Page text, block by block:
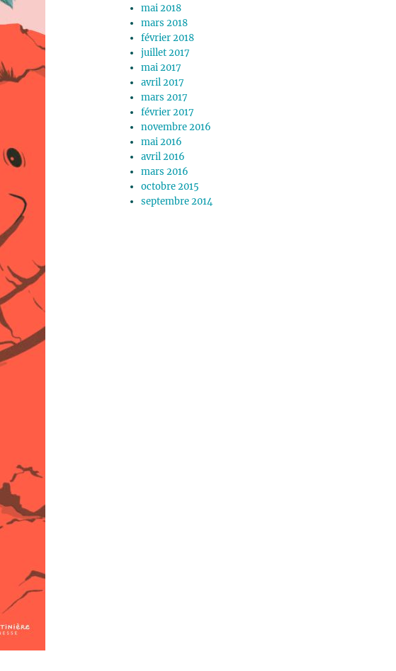
mai 2018
mars 2018
février 2018
juillet 2017
mai 2017
avril 2017
mars 2017
février 2017
novembre 2016
mai 2016
avril 2016
mars 2016
octobre 2015
septembre 2014